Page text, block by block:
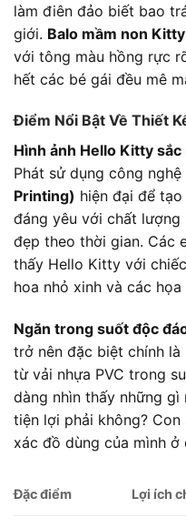
làm điên đảo biết bao
giới. Balo mầm non Kitty
với tông màu hồng rực
hết các bé gái đều mê
Điểm Nổi Bật Về Thiết
Hình ảnh Hello Kitty sắc
Phát sử dụng công nghệ
Printing) hiện đại để
đáng yêu với chất lượng
đẹp theo thời gian. Các
thấy Hello Kitty với
hoa nhỏ xinh và các
Ngăn trong suốt độc
trở nên đặc biệt chính
từ vải nhựa PVC trong
dàng nhìn thấy những
tiện lợi phải không?
xác đồ dùng của mình ở
Đặc điểm Lợi ích